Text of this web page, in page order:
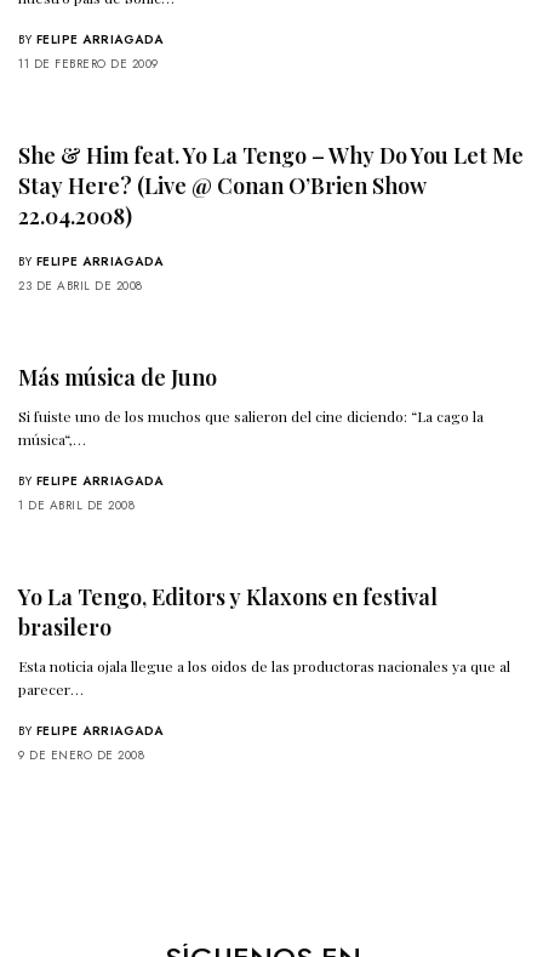
BY FELIPE ARRIAGADA
11 DE FEBRERO DE 2009
She & Him feat. Yo La Tengo – Why Do You Let Me
Stay Here? (Live @ Conan O’Brien Show
22.04.2008)
BY FELIPE ARRIAGADA
23 DE ABRIL DE 2008
Más música de Juno
Si fuiste uno de los muchos que salieron del cine diciendo: “La cago la
música“,…
BY FELIPE ARRIAGADA
1 DE ABRIL DE 2008
Yo La Tengo, Editors y Klaxons en festival
brasilero
Esta noticia ojala llegue a los oidos de las productoras nacionales ya que al
parecer…
BY FELIPE ARRIAGADA
9 DE ENERO DE 2008